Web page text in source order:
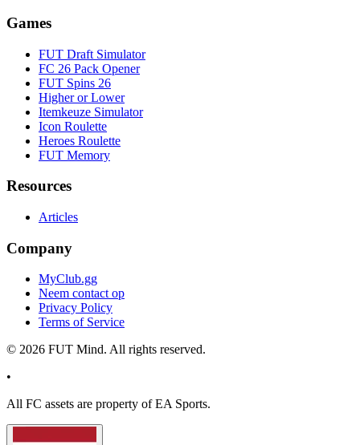
Games
FUT Draft Simulator
FC 26 Pack Opener
FUT Spins 26
Higher or Lower
Itemkeuze Simulator
Icon Roulette
Heroes Roulette
FUT Memory
Resources
Articles
Company
MyClub.gg
Neem contact op
Privacy Policy
Terms of Service
© 2026 FUT Mind. All rights reserved.
•
All FC assets are property of EA Sports.